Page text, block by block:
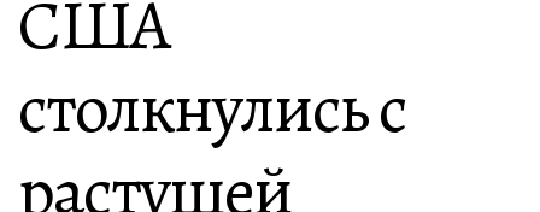
США
столкнулись с
растущей